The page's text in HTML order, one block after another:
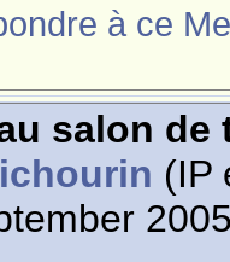
à ce
salon de
(IP